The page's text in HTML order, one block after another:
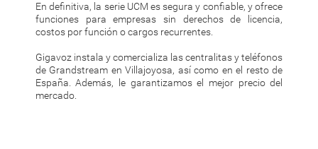
En definitiva, la serie UCM es segura y confiable, y ofrece
funciones para empresas sin derechos de licencia,
costos por función o cargos recurrentes.
Gigavoz instala y comercializa las centralitas y teléfonos
de Grandstream en Villajoyosa, así como en el resto de
España. Además, le garantizamos el mejor precio del
mercado.